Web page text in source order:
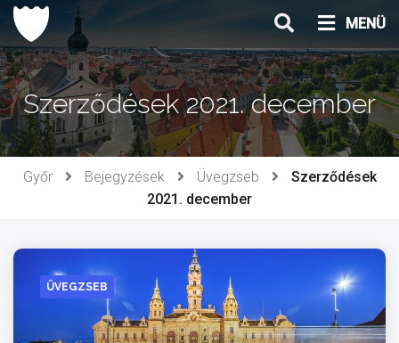
Ugrás
tartalomhoz
MENÜ
Szerződések 2021. december
Győr Bejegyzések Üvegzseb
Szerződések
2021. december
ÜVEGZSEB